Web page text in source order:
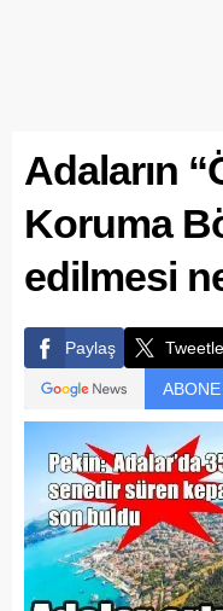
Adaların
Koruma
edilmesi
Paylaş Tweetle
ABONE